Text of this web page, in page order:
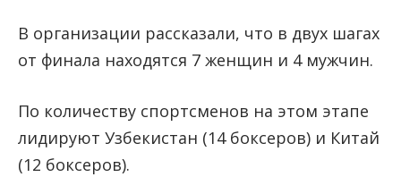
В организации рассказали, что в двух шагах
от финала находятся 7 женщин и 4 мужчин.
По количеству спортсменов на этом этапе
лидируют Узбекистан (14 боксеров) и Китай
(12 боксеров).